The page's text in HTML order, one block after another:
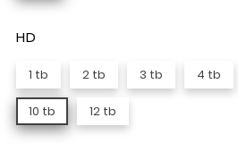
HD
1 tb 2 tb 3 tb 4 tb
10 tb 12 tb